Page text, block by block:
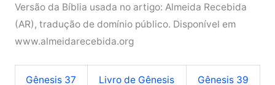
Versão da Bíblia usada no artigo: Almeida Recebida
(AR), tradução de domínio público. Disponível em
www.almeidarecebida.org
Gênesis 37 Livro de Gênesis Gênesis 39